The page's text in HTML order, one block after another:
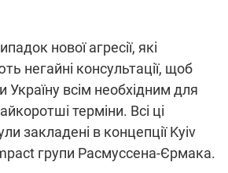
нової агресії, які
негайні консультації, щоб
Україну всім необхідним для
терміни. Всі ці
закладені в концепції Kyiv
групи Расмуссена-Єрмака.